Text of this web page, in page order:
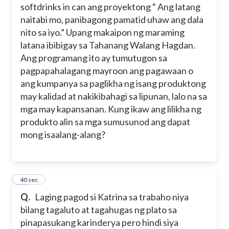
softdrinks in can ang proyektong “ Ang latang
naitabi mo, panibagong pamatid uhaw ang dala
nito sa iyo.” Upang makaipon ng maraming
latana ibibigay sa Tahanang Walang Hagdan.
Ang programang ito ay tumutugon sa
pagpapahalagang mayroon ang pagawaan o
ang kumpanya sa paglikha ng isang produktong
may kalidad at nakikibahagi sa lipunan, lalo na sa
mga may kapansanan. Kung ikaw ang lilikha ng
produkto alin sa mga sumusunod ang dapat
mong isaalang-alang?
Q. Laging pagod si Katrina sa trabaho niya
bilang tagaluto at tagahugas ng plato sa
pinapasukang karinderya pero hindi siya
13
40 sec